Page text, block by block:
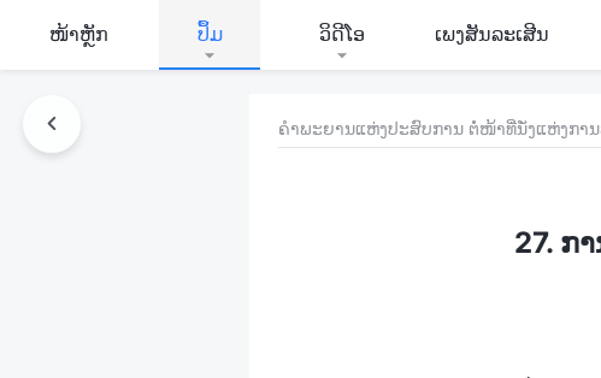
​ໜ້າຫຼັກ ປຶ້ມ ວິ​ດີ​ໂອ ເພງສັນລະເສີນ
ຄຳພະຍານແຫ່ງປະສົບການ ຕໍ່ໜ້າທີ່ນັ່ງແຫ່ງກາ
27. ກ